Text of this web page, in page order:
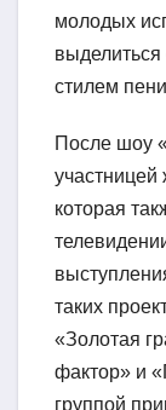
молодых
стилем
После шоу
участницей
которая
таких
«Золотая
фактор» и
группой